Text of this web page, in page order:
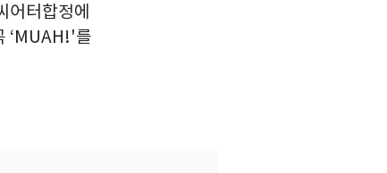
어터합정에
‘MUAH!'를